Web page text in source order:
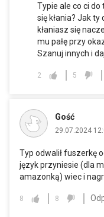
Typie ale co ci
się kłania? Jak ty
kłaniasz się
mu pałę przy
Szanuj innych i
2 5
Gość
29.07.2024
Typ odwalił fuszerkę
język przyniesie (dla
amazonką) wiec i
8 8